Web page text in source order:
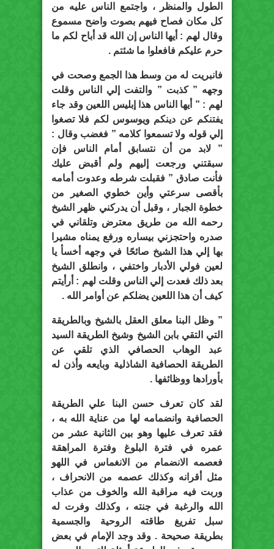
الطول والمنظر ، واجتمع الناس عليه من
كل مكان فصاح فيهم بصوت واضح مسموع
وقال لهم : أيها الناس إن الله قد أباح لكم ما
حرم عليكم فافعلوا ما شئتم .
فانبريت له من وسط هذا الجمع وصحت في
وجهه ” كذبت ” والتفت إلي الناس وقلت
لهم : ” أيها الناس هذا إبليس اللعين وقد جاء
يفتنكم عن دينكم ويوسوس لكم فلا تصغوا
إلي قوله ولا تسمعوا كلامه ” فغضب وقال :
” لابد من أن نتسابق أمام الناس فإن
سبقتني ورجعت إليهم ولم أقبض عليك
فأنت صادق ” فقبلت شرطه وعدوت أمامه
بأقصى سرعتي وأين خطوي الصغير من
خطوة الجبار ، وقبل أن يدركني ظهر الشيخ
رحمه الله من طريق معترض وتلقاني في
صدره واحتجزني بيساره ورفع يمناه مشيرا
بها إلي هذا الشيخ صائحًا في وجهه أخسأ يا
لعين فولي الأدبار واختفي ، وانطلق الشيخ
بعد ذلك فعدت إلي الناس وقلت لهم : أرأيتم
كيف أن هذا اللعين يضلكم عن أوامر الله .
” وظل البنا معلق العقل بالشيخ وبالطريقة
التي التقي بابن الشيخ وشيخ الطريقة السيد
عبد الوهاب الحصافي الذي تلقي عن
الطريقة الحصافية الشاذلية وبايعه وأذن له
بأورادها ووظائفها .
لقد كان تعرف حسن البنا علي الطريقة
الحصافية وانضمامه لها من عناية الله به ،
فقد تعرف عليها وهو بين الثانية عشر من
عمره في فترة البلوغ وفترة المراهقة
فعصمه الانضمام من الانغماس في اللهو
مثل أقرانه وكذلك عصمه من الانحراف ،
وربت فيه مراقبة الله والخوف من عذاب
الله والرغبة في جنته ، وكذلك وفرت له
سبل تفريغ طاقته الروحية والجسمية
بطريقة صحيحة . وقد وجد الإمام في بعض